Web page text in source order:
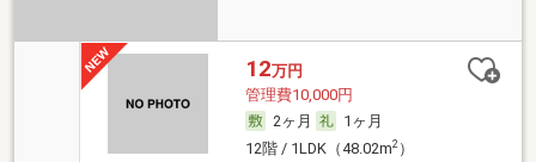
12万円
管理費10,000円
2ヶ月
1ヶ月
12階 / 1LDK（48.02m2）